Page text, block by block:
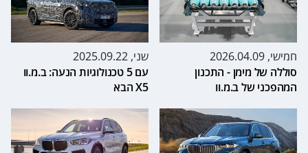
חמישי, 2026.04.09
סוללה של מימן - התכנון
המהפכני של ב.מ.וו
שני, 2025.09.22
עם 5 טכנולוגיות הנעה: ב.מ.וו
X5 הבא